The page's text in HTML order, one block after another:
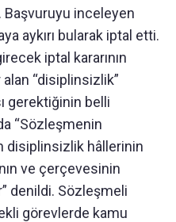
Başvuruyu inceleyen
aykırı bularak iptal etti.
iptal kararının
“disiplinsizlik”
gerektiğinin belli
“Sözleşmenin
disiplinsizlik hâllerinin
ve çerçevesinin
denildi. Sözleşmeli
görevlerde kamu